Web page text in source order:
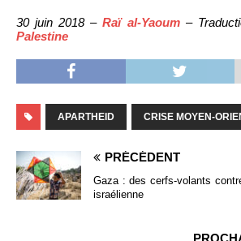
30 juin 2018 –Raï al-Yaoum–
Palestine
APARTHEID CRISE MOYEN-
PRÉCÉDENT
Gaza : des cerfs-volants
israélienne